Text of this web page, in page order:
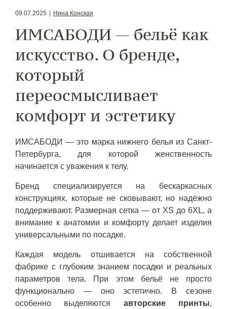
09.07.2025 Нина Конская
ИМСАБОДИ — бельё как
искусство. О бренде,
который
переосмысливает
комфорт и эстетику
ИМСАБОДИ — это марка нижнего белья из Санкт-
Петербурга, для которой женственность
начинается с уважения к телу.
Бренд специализируется на бескаркасных
конструкциях, которые не сковывают, но надёжно
поддерживают. Размерная сетка — от XS до 6XL, а
внимание к анатомии и комфорту делает изделия
универсальными по посадке.
Каждая модель отшивается на собственной
фабрике с глубоким знанием посадки и реальных
параметров тела. При этом бельё не просто
функционально — оно эстетично. В сезоне
особенно выделяются авторские принты,